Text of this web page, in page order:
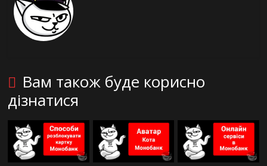
Вам також буде корисно
дізнатися